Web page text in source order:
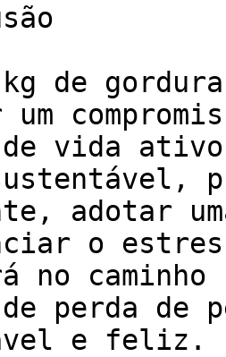
um
vida
adotar
o
no
perda de
e feliz.